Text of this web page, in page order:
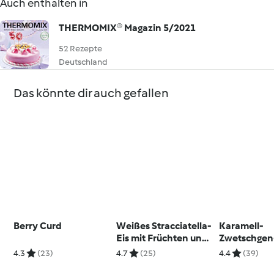
Auch enthalten in
THERMOMIX® Magazin 5/2021
52 Rezepte
Deutschland
Das könnte dir auch gefallen
Berry Curd
4.3 (23)
Weißes Stracciatella-
Eis mit Früchten und
Minzpesto
4.7 (25)
Karamell-
4.4 (39)